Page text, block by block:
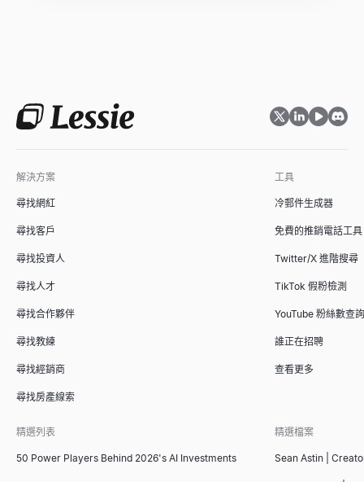
查看 →
輸入網域 — 獲取即時購買訊號分數、其背後的訊號以及如何聯繫
查看→
招聘信號掃描器
輸入一家公司 — 查看他們正在招聘什麼，哪些團隊正在成長，以
查看→
附近小型企業
尋找您附近的小型企業 — 營業中、招聘中、待售、女性擁有、退
查看→
查看 →
根據職位描述、資歷和部門，在幾秒鐘內生成標準、市場認可的職
查看→
面試問題生成器
在幾秒鐘內為任何職位和面試類型生成量身定制的面試問題，每
查看→
推薦信產生器
複製 4 份免費員工推薦信範本 — 來自經理、同事和實習生 — 或
查看→
查看 →
使用自下而上和自上而下的方法計算 TAM、SAM 和 SOM。面向
查看→
ICP 適配評分器
根據理想客戶畫像為 B2B 客戶評分。免費 ICP 評分模型，提供即
查看→
銷售簡報大綱生成器
使用我們的免費AI工具即時生成制勝的銷售簡報大綱。在幾秒鐘
查看→
解決方案
尋找網紅
尋找客戶
尋找投資人
尋找人才
尋找合作夥伴
尋找教練
尋找經銷商
尋找房產線索
工具
冷郵件生成器
免費的推銷電話工具
Twitter/X 進階搜尋
TikTok 假粉檢測
YouTube 粉絲數查詢
誰正在招聘
查看更多
精選列表
50 Power Players Behind 2026's AI Investments
精選檔案
Sean Astin |